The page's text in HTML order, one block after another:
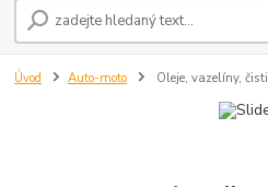
Úvod Auto-moto Oleje, vazelíny,